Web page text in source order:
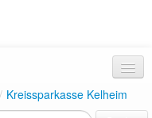
/ Kreissparkasse Kelheim